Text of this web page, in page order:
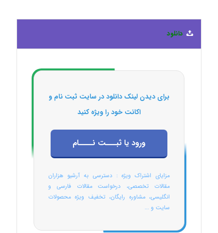
دانلود
برای دیدن لینک دانلود در سایت ثبت نام و
اکانت خود را ویژه کنید
ورود یا ثبـــت نــــام
مزایای اشتراک ویژه : دسترسی به آرشیو هزاران
مقالات تخصصی، درخواست مقالات فارسی و
انگلیسی، مشاوره رایگان، تخفیف ویژه محصولات
سایت و ...